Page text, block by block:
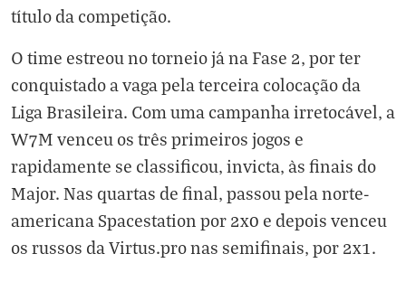
título da competição.
O time estreou no torneio já na Fase 2, por ter
conquistado a vaga pela terceira colocação da
Liga Brasileira. Com uma campanha irretocável, a
W7M venceu os três primeiros jogos e
rapidamente se classificou, invicta, às finais do
Major. Nas quartas de final, passou pela norte-
americana Spacestation por 2x0 e depois venceu
os russos da Virtus.pro nas semifinais, por 2x1.